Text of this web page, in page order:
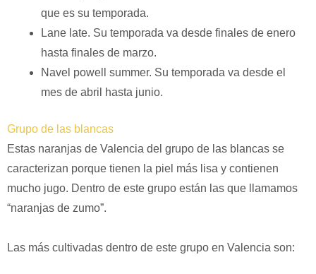
que es su temporada.
Lane late. Su temporada va desde finales de enero
hasta finales de marzo.
Navel powell summer. Su temporada va desde el
mes de abril hasta junio.
Grupo de las blancas
Estas naranjas de Valencia del grupo de las blancas se
caracterizan porque tienen la piel más lisa y contienen
mucho jugo. Dentro de este grupo están las que llamamos
“naranjas de zumo”.
Las más cultivadas dentro de este grupo en Valencia son: